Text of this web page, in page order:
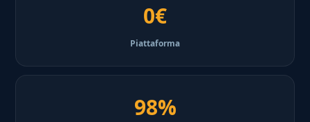
0€
Piattaforma
98%